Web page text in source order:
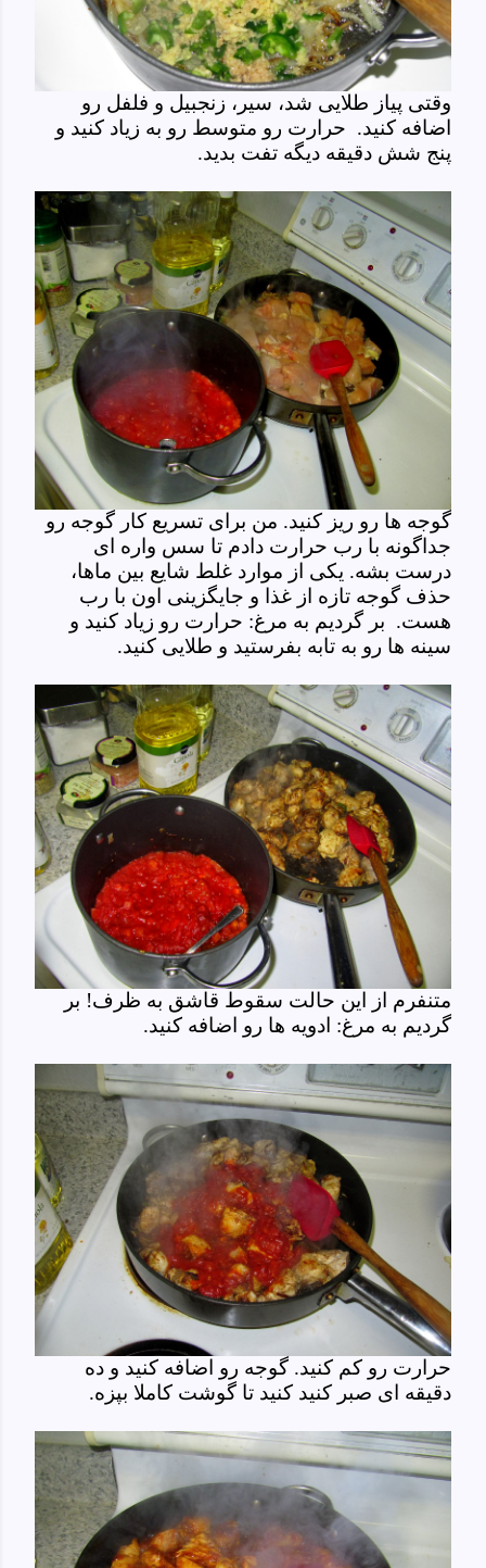
وقتی پیاز طلایی شد، سیر، زنجبیل و فلفل رو
اضافه کنید. حرارت رو متوسط رو به زیاد کنید و
پنج شش دقیقه دیگه تفت بدید.
گوجه ها رو ریز کنید. من برای تسریع کار گوجه رو
جداگونه با رب حرارت دادم تا سس واره ای
درست بشه. یکی از موارد غلط شایع بین ماها،
حذف گوجه تازه از غذا و جایگزینی اون با رب
هست. بر گردیم به مرغ: حرارت رو زیاد کنید و
سینه ها رو به تابه بفرستید و طلایی کنید.
متنفرم از این حالت سقوط قاشق به ظرف! بر
گردیم به مرغ: ادویه ها رو اضافه کنید.
حرارت رو کم کنید. گوجه رو اضافه کنید و ده
دقیقه ای صبر کنید کنید تا گوشت کاملا بپزه.